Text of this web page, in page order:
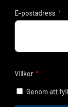
E-postadress
Villkor
Genom att